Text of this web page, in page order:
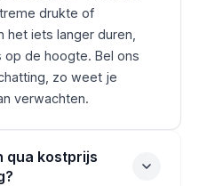
drukte of
iets langer duren,
de hoogte. Bel ons
zo weet je
verwachten.
qua kostprijs